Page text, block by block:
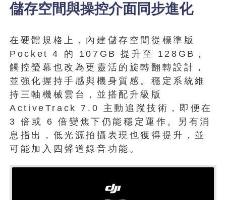
儲存空間與操控介面同步進化
在硬體規格上，內建儲存空間從標準版
Pocket 4 的 107GB 提升至 128GB，
觸控螢幕也改為更靈活的旋轉翻轉設計，
並強化握持手感與機身質感。穩定系統維
持三軸機械雲台，並搭配升級版
ActiveTrack 7.0 主動追蹤技術，即便在
3 倍或 6 倍變焦下仍能穩定運作。另有消
息指出，低光源拍攝表現也獲得提升，並
可能加入四聲道錄音功能。